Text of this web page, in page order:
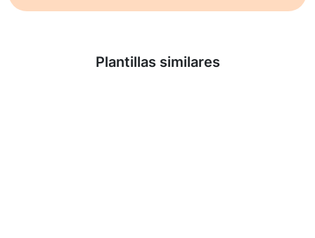
Plantillas similares
Saber más